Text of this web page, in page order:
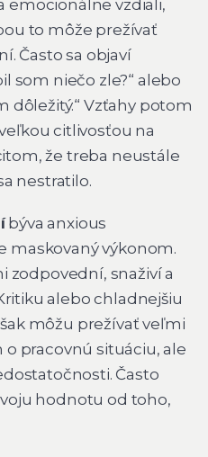
emocionálne vzdiali,
to môže prežívať
Často sa objaví
som niečo zle?“ alebo
dôležitý.“ Vzťahy potom
citlivosťou na
že treba neustále
nestratilo.
býva anxious
maskovaný výkonom.
zodpovední, snaživí a
alebo chladnejšiu
môžu prežívať veľmi
pracovnú situáciu, ale
Často
hodnotu od toho,